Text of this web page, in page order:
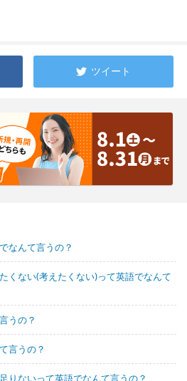
ツイート
なんて言うの？
くない(考えたくない)って英語でなんて
うの？
言うの？
りないって英語でなんて言うの？